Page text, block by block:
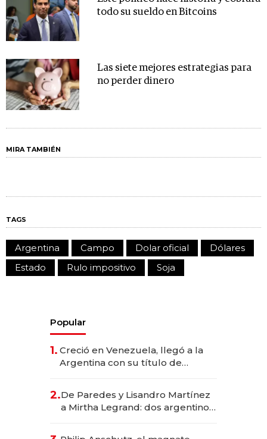
todo su sueldo en Bitcoins
Las siete mejores estrategias para
no perder dinero
MIRA TAMBIÉN
TAGS
Argentina Campo Dolar oficial
Dólares
Estado
Rulo impositivo Soja
Popular
1. Creció en Venezuela, llegó a la
Argentina con su título de
las marcas "fast premium"
2.De Paredes y Lisandro Martínez
a Mirtha Legrand: dos argentinos